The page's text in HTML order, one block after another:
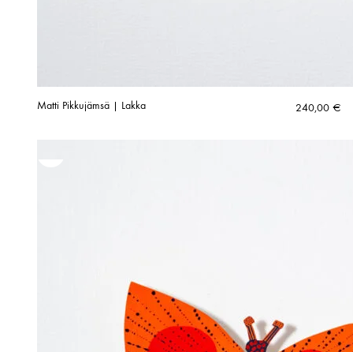
Matti Pikkujämsä | Lakka 240,00 €